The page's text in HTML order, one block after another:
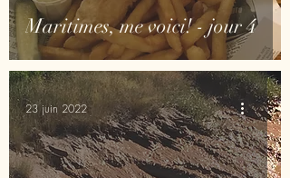
Maritimes, me voici! - jour 4
23 juin 2022